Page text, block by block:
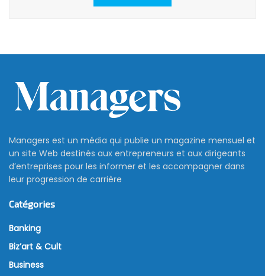
Managers est un média qui publie un magazine mensuel et
un site Web destinés aux entrepreneurs et aux dirigeants
d’entreprises pour les informer et les accompagner dans
leur progression de carrière
Catégories
Banking
Biz’art & Cult
Business